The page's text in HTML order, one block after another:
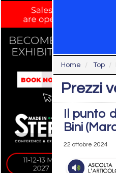
Home Top
Prezzi
Il punto
Bini
22 ottobre 2024